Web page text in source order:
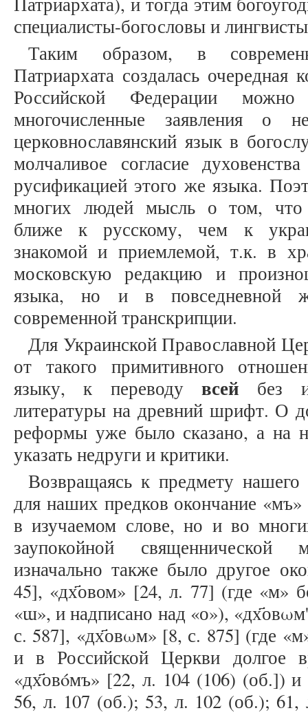
специалисты-богословы и
Таким образом, в
Патриархата создалась
Российской Федерации
многочисленные заявления о
церковнославянский язык в
молчаливое согласие
русификацией этого же языка.
многих людей мысль о том, что
ближе к русскому, чем к
знакомой и приемлемой, т.к. в
московскую редакцию и
языка, но и в повседневной
современной транскрипции.
Для Украинской Православной
от такого примитивного
языку, к переводу всей без
литературы на древний шрифт. О
реформы уже было сказано, а на
указать недруги и критики.
Возвращаясь к предмету нашего
для наших предков окончание
в изучаемом слове, но и во
заупокойной
изначально также было другое
45], «дх҃овом» [24, л. 77] (где «м»
«ɯ», и надписано над «о»),
с. 587], «дх҃овωм» [8, с. 875] (где
и в Российской Церкви долгое
«дх҃овóмъ» [22, л. 104 (106) (об.])
56, л. 107 (об.); 53, л. 102 (об.);